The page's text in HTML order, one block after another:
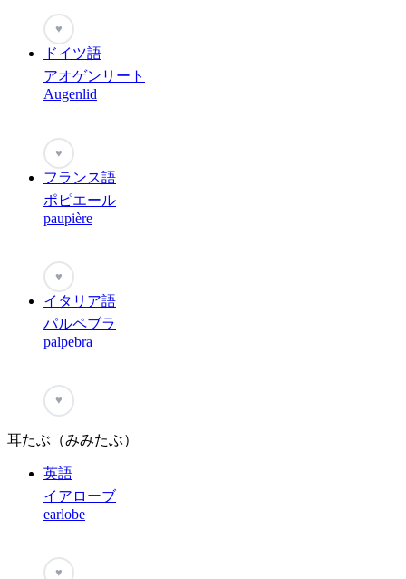
♥
ドイツ語
アオゲンリート
Augenlid
♥
フランス語
ポピエール
paupière
♥
イタリア語
パルペブラ
palpebra
♥
耳たぶ（みみたぶ）
英語
イアローブ
earlobe
♥